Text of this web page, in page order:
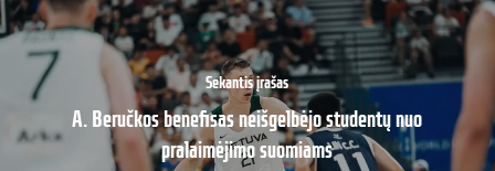
Sekantis įrašas
A. Beručkos benefisas neišgelbėjo studentų nuo
pralaimėjimo suomiams